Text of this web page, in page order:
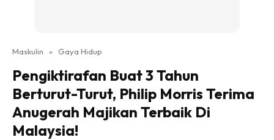
Maskulin » Gaya Hidup
Pengiktirafan Buat 3 Tahun
Berturut-Turut, Philip Morris Terima
Anugerah Majikan Terbaik Di
Malaysia!